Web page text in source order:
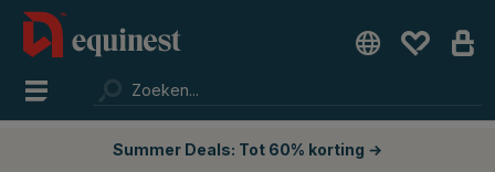
Summer Deals: Tot 60% korting →